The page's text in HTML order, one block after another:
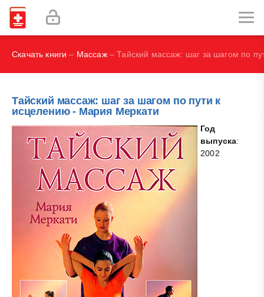
Наглядная иммунология - Бурместер Г.-Р., Пецутто А.
Labex Digital
Скачать книги – Массаж– Тайский массаж: шаг за шагом по
Тайский массаж: шаг за шагом по пути к
исцелению - Мария Меркати
Год
выпуска:
2002